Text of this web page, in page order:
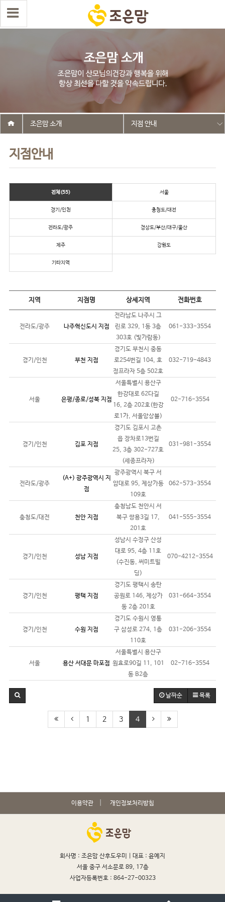
지점안내
조은맘 소개 지점 안내
전체(55) 서울
경기/인천 충청도/대전
전라도/광주 경상도/부산/대구/울산
제주 강원도
기타지역
지역 지점명 상세지역 전화번호
전라도/광주 나주혁신도시 지점
전라남도 나주시 그
린로 329, 1동 3층
303호 (빛가람동)
061-333-3554
경기/인천 부천 지점
경기도 부천시 중동
로254번길 104, 호
정프라자 5층 502호
032-719-4843
서울 은평/종로/성북 지점
서울특별시 용산구
한강대로 62다길
16, 2층 202호(한강
로1가, 서울앙상블)
02-716-3554
경기/인천 김포 지점
경기도 김포시 고촌
읍 장차로13번길
25, 3층 302-727호
(세종프라자)
031-981-3554
전라도/광주
(A+) 광주광역시 지
점
광주광역시 북구 서
암대로 95, 제상가동
109호
062-573-3554
충청도/대전 천안 지점
충청남도 천안시 서
북구 쌍용3길 17,
201호
041-555-3554
경기/인천 성남 지점
성남시 수정구 산성
대로 95, 4층 11호
(수진동, 써미트빌
딩)
070-4212-3554
경기/인천 평택 지점
경기도 평택시 송탄
공원로 146, 제상가
동 2층 201호
031-664-3554
경기/인천 수원 지점
경기도 수원시 영통
구 삼성로 274, 1층
110호
031-206-3554
서울 용산 서대문 마포점
서울특별시 용산구
원효로90길 11, 101
동 B2층
02-716-3554
날짜순 목록
1 2 3 4
이용약관 개인정보처리방침
회사명 : 조은맘 산후도우미 | 대표 : 윤예지
서울 중구 서소문로 89, 17층
사업자등록번호 : 864-27-00323